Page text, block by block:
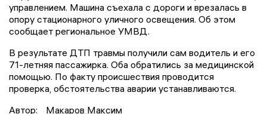
управлением. Машина съехала с дороги и врезалась в
опору стационарного уличного освещения. Об этом
сообщает региональное УМВД.
В результате ДТП травмы получили сам водитель и его
71-летняя пассажирка. Оба обратились за медицинской
помощью. По факту происшествия проводится
проверка, обстоятельства аварии устанавливаются.
Автор:
Макаров Максим